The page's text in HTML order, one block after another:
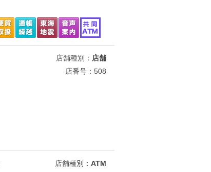
店舗種別： 店舗
店番号：508
店舗種別： ATM